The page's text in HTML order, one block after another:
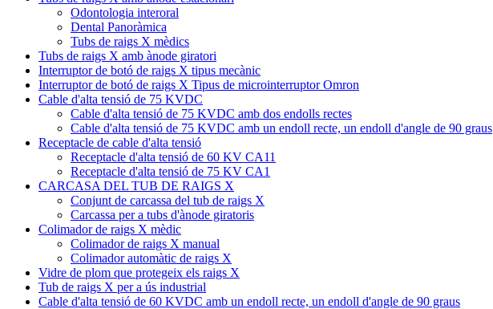
Odontologia interoral
Dental Panoràmica
Tubs de raigs X mèdics
Tubs de raigs X amb ànode giratori
Interruptor de botó de raigs X tipus mecànic
Interruptor de botó de raigs X Tipus de microinterruptor Omron
Cable d'alta tensió de 75 KVDC
Cable d'alta tensió de 75 KVDC amb dos endolls rectes
Cable d'alta tensió de 75 KVDC amb un endoll recte, un endoll d'angle de 90 graus
Receptacle de cable d'alta tensió
Receptacle d'alta tensió de 60 KV CA11
Receptacle d'alta tensió de 75 KV CA1
CARCASA DEL TUB DE RAIGS X
Conjunt de carcassa del tub de raigs X
Carcassa per a tubs d'ànode giratoris
Colimador de raigs X mèdic
Colimador de raigs X manual
Colimador automàtic de raigs X
Vidre de plom que protegeix els raigs X
Tub de raigs X per a ús industrial
Cable d'alta tensió de 60 KVDC amb un endoll recte, un endoll d'angle de 90 graus